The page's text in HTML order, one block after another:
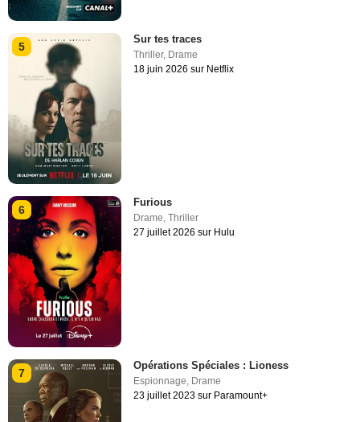
5
Sur tes traces
Thriller, Drame
18 juin 2026 sur Netflix
6
Furious
Drame,Thriller
27 juillet 2026 sur Hulu
7
Opérations Spéciales : Lioness
Espionnage, Drame
23 juillet 2023 sur Paramount+